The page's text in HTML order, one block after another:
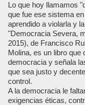
Lo que hoy llamamos
que fue ese sistema
aprendido a violarla y
"Democracia Severa,
2015), de Francisco
Molina, es un libro que
democracia y señala
que sea justo y
control.
A la democracia le
exigencias éticas,